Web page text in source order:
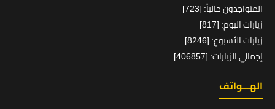
المتواجدون حالياً: [723]
زيارات اليوم: [817]
زيارات الأسبوع: [8246]
إجمالي الزيارات: [406857]
الهـــواتف